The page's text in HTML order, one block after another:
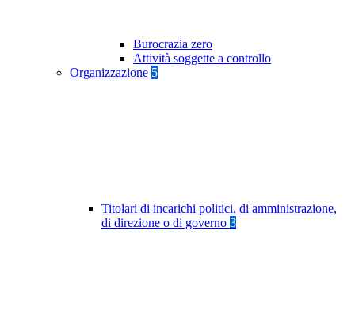
Burocrazia zero
Attività soggette a controllo
Organizzazione 5
Titolari di incarichi politici, di amministrazione,
di direzione o di governo 3